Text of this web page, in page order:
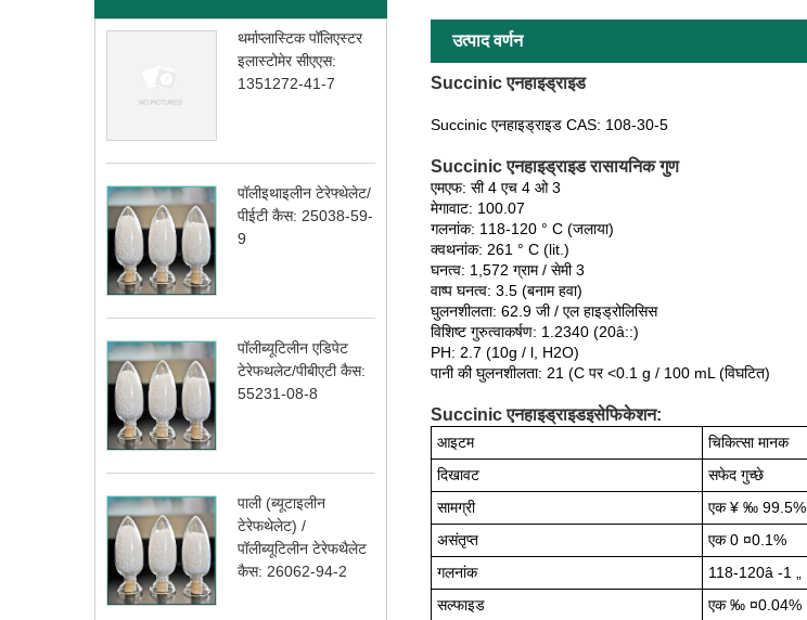
थर्माप्लास्टिक पॉलिएस्टर
इलास्टोमेर सीएएस:
1351272-41-7
पॉलीइथाइलीन टेरेफ्थेलेट/
पीईटी कैस: 25038-59-
9
पॉलीब्यूटिलीन एडिपेट
टेरेफथलेट/पीबीएटी कैस:
55231-08-8
पाली (ब्यूटाइलीन
टेरेफथेलेट) /
पॉलीब्यूटिलीन टेरेफथैलेट
कैस: 26062-94-2
उत्पाद वर्णन
Succinic एनहाइड्राइड
Succinic एनहाइड्राइड CAS: 108-30-5
Succinic एनहाइड्राइड रासायनिक गुण
एमएफ: सी 4 एच 4 ओ 3
मेगावाट: 100.07
गलनांक: 118-120 ° C (जलाया)
क्वथनांक: 261 ° C (lit.)
घनत्व: 1,572 ग्राम / सेमी 3
वाष्प घनत्व: 3.5 (बनाम हवा)
घुलनशीलता: 62.9 जी / एल हाइड्रोलिसिस
विशिष्ट गुरुत्वाकर्षण: 1.2340 (20â::)
PH: 2.7 (10g / l, H2O)
पानी की घुलनशीलता: 21 (C पर <0.1 g / 100 mL (विघटित)
Succinic एनहाइड्राइडइसेफिकेशन:
आइटम चिकित्सा मानक
दिखावट
सफेद गुच्छे
सामग्री
एक ¥ ‰ 99.5%
असंतृप्त
एक 0 ¤0.1%
गलनांक
118-120â -1 „
सल्फाइड
एक ‰ ¤0.04%